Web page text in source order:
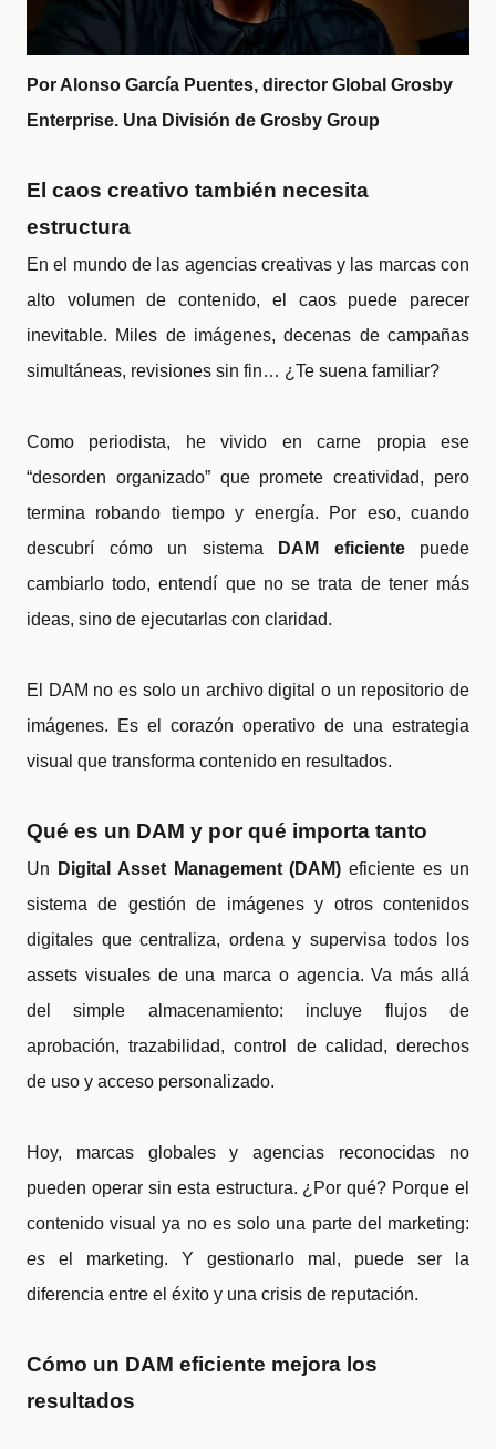
Por Alonso García Puentes, director Global Grosby
Enterprise. Una División de Grosby Group
El caos creativo también necesita
estructura
En el mundo de las agencias creativas y las marcas con
alto volumen de contenido, el caos puede parecer
inevitable. Miles de imágenes, decenas de campañas
simultáneas, revisiones sin fin… ¿Te suena familiar?
Como periodista, he vivido en carne propia ese
“desorden organizado” que promete creatividad, pero
termina robando tiempo y energía. Por eso, cuando
descubrí cómo un sistema
DAM eficientepuede
cambiarlo todo, entendí que no se trata de tener más
ideas, sino de ejecutarlas con claridad.
El DAM no es solo un archivo digital o un repositorio de
imágenes. Es el corazón operativo de una estrategia
visual que transforma contenido en resultados.
Qué es un DAM y por qué importa tanto
Un Digital Asset Management (DAM) eficiente es un
sistema de gestión de imágenes y otros contenidos
digitales que centraliza, ordena y supervisa todos los
assets visuales de una marca o agencia. Va más allá
del simple almacenamiento: incluye flujos de
aprobación, trazabilidad, control de calidad, derechos
de uso y acceso personalizado.
Hoy, marcas globales y agencias reconocidas no
pueden operar sin esta estructura. ¿Por qué? Porque el
contenido visual ya no es solo una parte del marketing:
es el marketing. Y gestionarlo mal, puede ser la
diferencia entre el éxito y una crisis de reputación.
Cómo un DAM eficiente mejora los
resultados